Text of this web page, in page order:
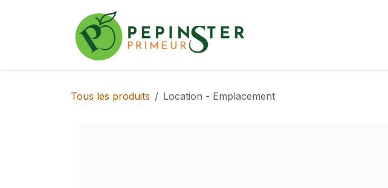
Tous les produits Location - Emplacement